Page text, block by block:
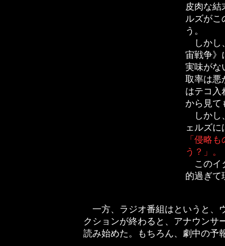
皮肉な結
ルズがこ
う。
しかし
宙戦争》
実味がな
取率は悪
はテコ入
から見て
しかし
ェルズに
「侵略
う？」。
このイ
的過ぎて
一方、ラジオ番組はというと、
クションが終わると、アナウンサ
読み始めた。もちろん、劇中の予